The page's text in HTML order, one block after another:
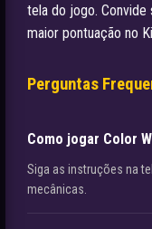
tela do jogo. Convide
maior pontuação no
Perguntas
Como jogar Color
Siga as instruções na
mecânicas.